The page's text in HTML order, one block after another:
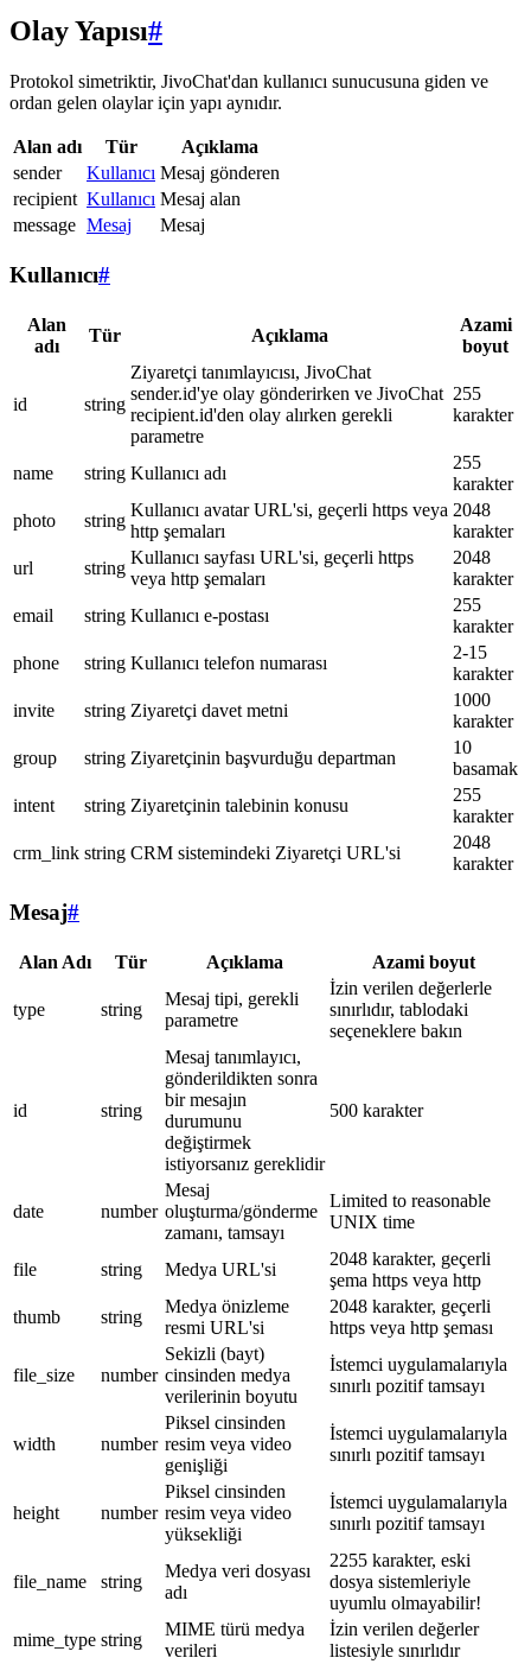
Olay Yapısı#
Protokol simetriktir, JivoChat'dan kullanıcı sunucusuna giden ve
ordan gelen olaylar için yapı aynıdır.
Alan adı Tür
Açıklama
sender
Kullanıcı Mesaj gönderen
recipient Kullanıcı Mesaj alan
message Mesaj Mesaj
Kullanıcı#
Alan
adı
Tür Açıklama
Azami
boyut
id string
Ziyaretçi tanımlayıcısı, JivoChat
sender.id'ye olay gönderirken ve JivoChat
recipient.id'den olay alırken gerekli
parametre
255
karakter
name string Kullanıcı adı
255
karakter
photo
string
Kullanıcı avatar URL'si, geçerli https veya
http şemaları
2048
karakter
url
string
Kullanıcı sayfası URL'si, geçerli https
veya http şemaları
2048
karakter
email
string Kullanıcı e-postası
255
karakter
phone
string Kullanıcı telefon numarası
2-15
karakter
invite
string Ziyaretçi davet metni
1000
karakter
group
string Ziyaretçinin başvurduğu departman
10
basamak
intent
string Ziyaretçinin talebinin konusu
255
karakter
crm_link string CRM sistemindeki Ziyaretçi URL'si
2048
karakter
Mesaj#
Alan Adı Tür Açıklama Azami boyut
type string
Mesaj tipi, gerekli
parametre
İzin verilen değerlerle
sınırlıdır, tablodaki
seçeneklere bakın
id string
Mesaj tanımlayıcı,
gönderildikten sonra
bir mesajın
durumunu
değiştirmek
istiyorsanız gereklidir
500 karakter
date number
Mesaj
oluşturma/gönderme
zamanı, tamsayı
Limited to reasonable
UNIX time
file string Medya URL'si
2048 karakter, geçerli
şema https veya http
thumb
string
Medya önizleme
resmi URL'si
2048 karakter, geçerli
https veya http şeması
file_size number
Sekizli (bayt)
cinsinden medya
verilerinin boyutu
İstemci uygulamalarıyla
sınırlı pozitif tamsayı
width number
Piksel cinsinden
resim veya video
genişliği
İstemci uygulamalarıyla
sınırlı pozitif tamsayı
height number
Piksel cinsinden
resim veya video
yüksekliği
İstemci uygulamalarıyla
sınırlı pozitif tamsayı
file_name string
Medya veri dosyası
adı
2255 karakter, eski
dosya sistemleriyle
uyumlu olmayabilir!
mime_type string
MIME türü medya
verileri
İzin verilen değerler
listesiyle sınırlıdır